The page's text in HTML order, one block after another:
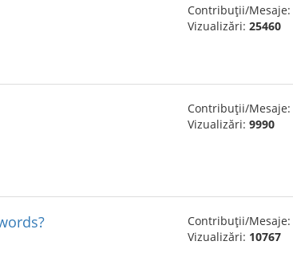
Contribuții/Mesaje:
Vizualizări: 25460
Contribuții/Mesaje:
Vizualizări: 9990
Contribuții/Mesaje:
Vizualizări: 10767